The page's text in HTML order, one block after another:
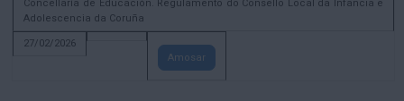
Concellaría de Educación. Regulamento do Consello Local da Infancia e
Adolescencia da Coruña
27/02/2026
Amosar